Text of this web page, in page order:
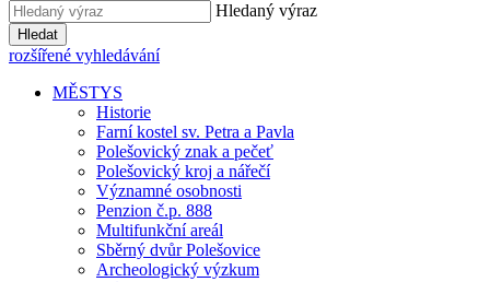
Hledaný výraz
Hledat
rozšířené vyhledávání
MĚSTYS
Historie
Farní kostel sv. Petra a Pavla
Polešovický znak a pečeť
Polešovický kroj a nářečí
Významné osobnosti
Penzion č.p. 888
Multifunkční areál
Sběrný dvůr Polešovice
Archeologický výzkum